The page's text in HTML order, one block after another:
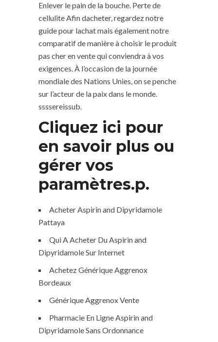
Enlever le pain de la bouche. Perte de
cellulite Afin dacheter, regardez notre
guide pour lachat mais également notre
comparatif de manière à choisir le produit
pas cher en vente qui conviendra à vos
exigences. À l’occasion de la journée
mondiale des Nations Unies, on se penche
sur l’acteur de la paix dans le monde.
ssssereissub.
Cliquez ici pour
en savoir plus ou
gérer vos
paramètres.p.
Acheter Aspirin and Dipyridamole
Pattaya
Qui A Acheter Du Aspirin and
Dipyridamole Sur Internet
Achetez Générique Aggrenox
Bordeaux
Générique Aggrenox Vente
Pharmacie En Ligne Aspirin and
Dipyridamole Sans Ordonnance